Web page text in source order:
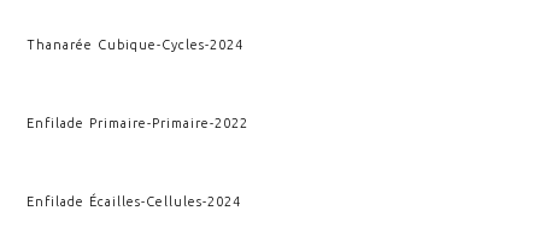
Thanarée Cubique-Cycles-2024
Enfilade Primaire-Primaire-2022
Enfilade Écailles-Cellules-2024